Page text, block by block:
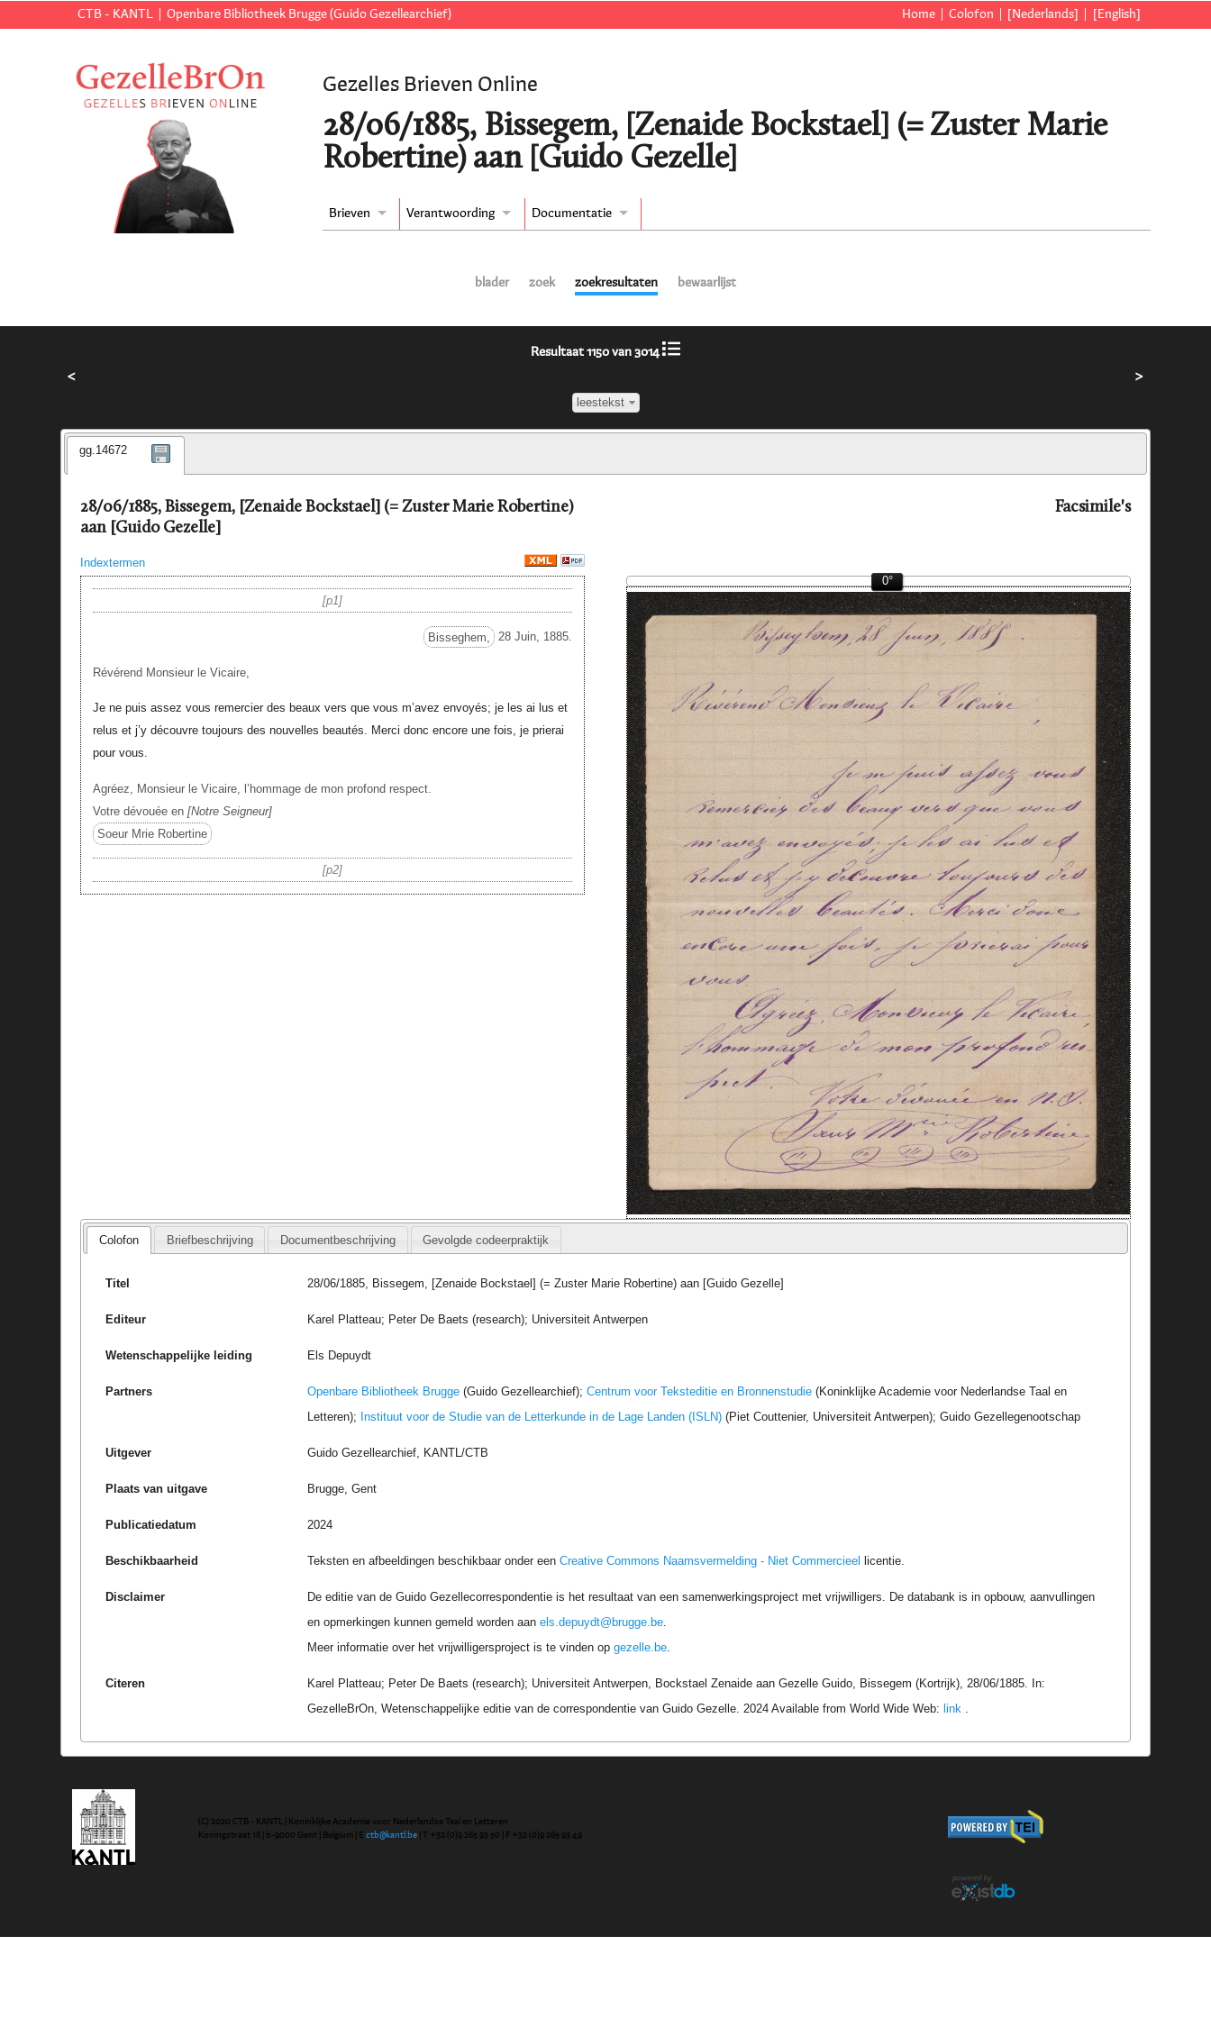
CTB - KANTL Openbare Bibliotheek Brugge (Guido Gezellearchief) Home Colofon [Nederlands] [English]
Gezelles Brieven Online
28/06/1885, Bissegem, [Zenaide Bockstael] (= Zuster Marie
Robertine) aan [Guido Gezelle]
Brieven Verantwoording Documentatie
blader zoek zoekresultaten bewaarlijst
<
Resultaat 1150 van 3014
leestekst
>
gg.14672
28/06/1885, Bissegem, [Zenaide Bockstael] (= Zuster Marie Robertine)
aan [Guido Gezelle]
Indextermen
Facsimile's
p1
Bisseghem, 28 Juin, 1885.
Révérend Monsieur le Vicaire,
Je ne puis assez vous remercier des beaux vers que vous m’avez envoyés; je les ai lus et
relus et j’y découvre toujours des nouvelles beautés. Merci donc encore une fois, je prierai
pour vous.
Agréez, Monsieur le Vicaire, l’hommage de mon profond respect.
Votre dévouée en Notre Seigneur
Soeur Mrie Robertine
p2
0°
Colofon Briefbeschrijving Documentbeschrijving Gevolgde codeerpraktijk
Titel 28/06/1885, Bissegem, [Zenaide Bockstael] (= Zuster Marie Robertine) aan [Guido Gezelle]
Editeur Karel Platteau; Peter De Baets (research); Universiteit Antwerpen
Wetenschappelijke leiding Els Depuydt
Partners Openbare Bibliotheek Brugge (Guido Gezellearchief);Centrum voor Teksteditie en Bronnenstudie (Koninklijke Academie voor Nederlandse Taal en
Letteren); Instituut voor de Studie van de Letterkunde in de Lage Landen (ISLN) (Piet Couttenier, Universiteit Antwerpen); Guido Gezellegenootschap
Uitgever Guido Gezellearchief, KANTL/CTB
Plaats van uitgave Brugge, Gent
Publicatiedatum 2024
Beschikbaarheid Teksten en afbeeldingen beschikbaar onder eenCreative Commons Naamsvermelding - Niet Commercieel licentie.
Disclaimer
De editie van de Guido Gezellecorrespondentie is het resultaat van een samenwerkingsproject met vrijwilligers. De databank is in opbouw, aanvullingen
en opmerkingen kunnen gemeld worden aanels.depuydt@brugge.be.
Meer informatie over het vrijwilligersproject is te vinden opgezelle.be.
Citeren
Karel Platteau; Peter De Baets (research); Universiteit Antwerpen, Bockstael Zenaide aan Gezelle Guido, Bissegem (Kortrijk), 28/06/1885. In:
GezelleBrOn, Wetenschappelijke editie van de correspondentie van Guido Gezelle. 2024 Available from World Wide Web: link .
(C) 2020 CTB - KANTL | Koninklijke Academie voor Nederlandse Taal en Letteren
Koningstraat 18 | b-9000 Gent | Belgium | Ectb@kantl.be | T +32 (0)9 265 93 50 | F +32 (0)9 265 93 49